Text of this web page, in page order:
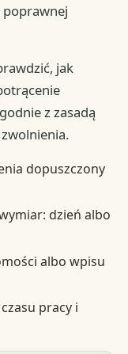
jak
z zasadą
dopuszczony
dzień albo
albo wpisu
pracy i